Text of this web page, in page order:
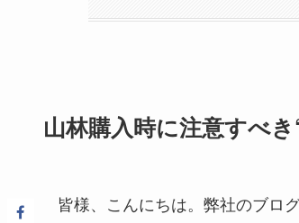
山林購入時に注意すべ
皆様、こんにちは。弊社のブロ